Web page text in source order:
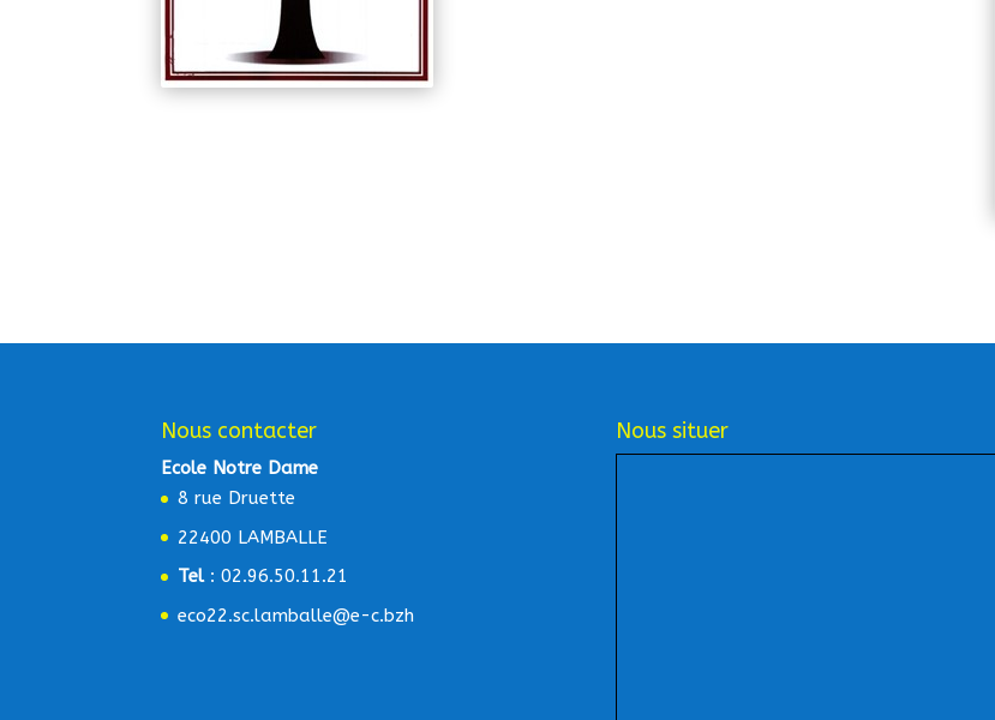
Nous contacter
Ecole Notre Dame
8 rue Druette
22400 LAMBALLE
Tel: 02.96.50.11.21
eco22.sc.lamballe@e-c.bzh
Nous situer